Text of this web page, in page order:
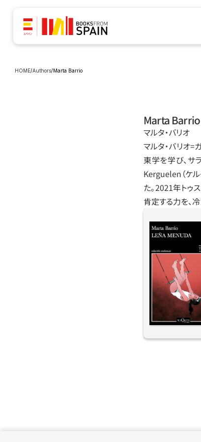
HOME/Authors/Marta Barrio
Marta Barrio
マルタ‧バリオ
マルタ‧バリオ=
東学を学び、サ
Kerguelen（ケ
た。2021年トゥ
肯定する力を、
ある若い女性
ふれている。
するか、名前
うに暮らそう
れと計画を立
で小さな事件
通り抜けてい
た数匹の犬に
胎児に影響は
テラン医師が
やしい影がエ